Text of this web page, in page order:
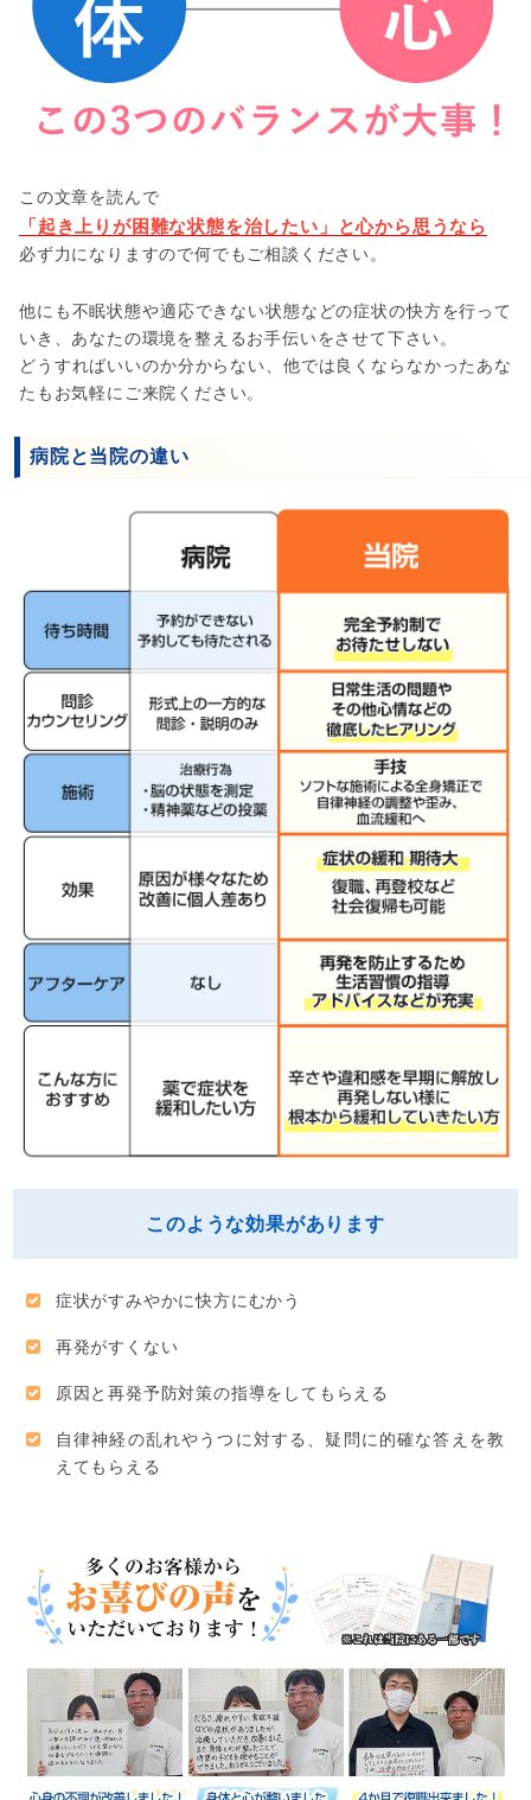
この文章を読んで
「起き上りが困難な状態を治したい」と心から思うなら
必ず力になりますので何でもご相談ください。
他にも不眠状態や適応できない状態などの症状の快方を行って
いき、あなたの環境を整えるお手伝いをさせて下さい。
どうすればいいのか分からない、他では良くならなかったあな
たもお気軽にご来院ください。
病院と当院の違い
このような効果があります
症状がすみやかに快方にむかう
再発がすくない
原因と再発予防対策の指導をしてもらえる
自律神経の乱れやうつに対する、疑問に的確な答えを教
えてもらえる